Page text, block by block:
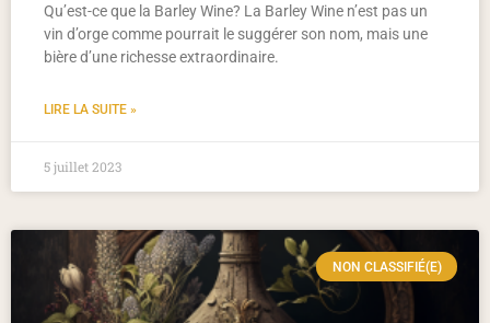
Qu’est-ce que la Barley Wine? La Barley Wine n’est pas un
vin d’orge comme pourrait le suggérer son nom, mais une
bière d’une richesse extraordinaire.
LIRE LA SUITE »
5 juillet 2023
NON CLASSIFIÉ(E)